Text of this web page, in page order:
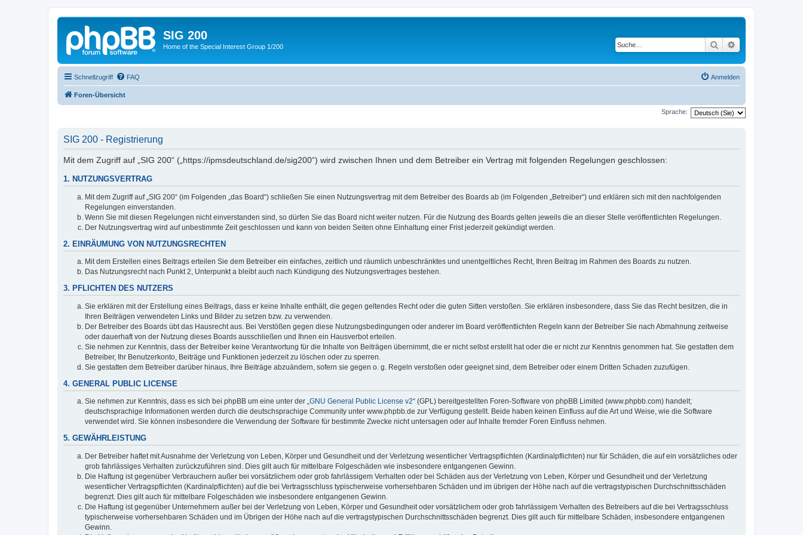
SIG 200
Home of the Special Interest Group 1/200 Suche
Schnellzugriff FAQ Anmelden
Foren-Übersicht
Sprache:
SIG 200 - Registrierung
Mit dem Zugriff auf „SIG 200“ („https://ipmsdeutschland.de/sig200“) wird zwischen Ihnen und dem Betreiber ein Vertrag mit folgenden Regelungen geschlossen:
1. NUTZUNGSVERTRAG
Mit dem Zugriff auf „SIG 200“ (im Folgenden „das Board“) schließen Sie einen Nutzungsvertrag mit dem Betreiber des Boards ab (im Folgenden „Betreiber“) und erklären sich mit den nachfolgenden
Regelungen einverstanden.
Wenn Sie mit diesen Regelungen nicht einverstanden sind, so dürfen Sie das Board nicht weiter nutzen. Für die Nutzung des Boards gelten jeweils die an dieser Stelle veröffentlichten Regelungen.
Der Nutzungsvertrag wird auf unbestimmte Zeit geschlossen und kann von beiden Seiten ohne Einhaltung einer Frist jederzeit gekündigt werden.
2. EINRÄUMUNG VON NUTZUNGSRECHTEN
Mit dem Erstellen eines Beitrags erteilen Sie dem Betreiber ein einfaches, zeitlich und räumlich unbeschränktes und unentgeltliches Recht, Ihren Beitrag im Rahmen des Boards zu nutzen.
Das Nutzungsrecht nach Punkt 2, Unterpunkt a bleibt auch nach Kündigung des Nutzungsvertrages bestehen.
3. PFLICHTEN DES NUTZERS
Sie erklären mit der Erstellung eines Beitrags, dass er keine Inhalte enthält, die gegen geltendes Recht oder die guten Sitten verstoßen. Sie erklären insbesondere, dass Sie das Recht besitzen, die in
Ihren Beiträgen verwendeten Links und Bilder zu setzen bzw. zu verwenden.
Der Betreiber des Boards übt das Hausrecht aus. Bei Verstößen gegen diese Nutzungsbedingungen oder anderer im Board veröffentlichten Regeln kann der Betreiber Sie nach Abmahnung zeitweise
oder dauerhaft von der Nutzung dieses Boards ausschließen und Ihnen ein Hausverbot erteilen.
Sie nehmen zur Kenntnis, dass der Betreiber keine Verantwortung für die Inhalte von Beiträgen übernimmt, die er nicht selbst erstellt hat oder die er nicht zur Kenntnis genommen hat. Sie gestatten dem
Betreiber, Ihr Benutzerkonto, Beiträge und Funktionen jederzeit zu löschen oder zu sperren.
Sie gestatten dem Betreiber darüber hinaus, Ihre Beiträge abzuändern, sofern sie gegen o. g. Regeln verstoßen oder geeignet sind, dem Betreiber oder einem Dritten Schaden zuzufügen.
4. GENERAL PUBLIC LICENSE
Sie nehmen zur Kenntnis, dass es sich bei phpBB um eine unter der „GNU General Public License v2“ (GPL) bereitgestellten Foren-Software von phpBB Limited (www.phpbb.com) handelt;
deutschsprachige Informationen werden durch die deutschsprachige Community unter www.phpbb.de zur Verfügung gestellt. Beide haben keinen Einfluss auf die Art und Weise, wie die Software
verwendet wird. Sie können insbesondere die Verwendung der Software für bestimmte Zwecke nicht untersagen oder auf Inhalte fremder Foren Einfluss nehmen.
5. GEWÄHRLEISTUNG
Der Betreiber haftet mit Ausnahme der Verletzung von Leben, Körper und Gesundheit und der Verletzung wesentlicher Vertragspflichten (Kardinalpflichten) nur für Schäden, die auf ein vorsätzliches oder
grob fahrlässiges Verhalten zurückzuführen sind. Dies gilt auch für mittelbare Folgeschäden wie insbesondere entgangenen Gewinn.
Die Haftung ist gegenüber Verbrauchern außer bei vorsätzlichem oder grob fahrlässigem Verhalten oder bei Schäden aus der Verletzung von Leben, Körper und Gesundheit und der Verletzung
wesentlicher Vertragspflichten (Kardinalpflichten) auf die bei Vertragsschluss typischerweise vorhersehbaren Schäden und im übrigen der Höhe nach auf die vertragstypischen Durchschnittsschäden
begrenzt. Dies gilt auch für mittelbare Folgeschäden wie insbesondere entgangenen Gewinn.
Die Haftung ist gegenüber Unternehmern außer bei der Verletzung von Leben, Körper und Gesundheit oder vorsätzlichem oder grob fahrlässigem Verhalten des Betreibers auf die bei Vertragsschluss
typischerweise vorhersehbaren Schäden und im Übrigen der Höhe nach auf die vertragstypischen Durchschnittsschäden begrenzt. Dies gilt auch für mittelbare Schäden, insbesondere entgangenen
Gewinn.